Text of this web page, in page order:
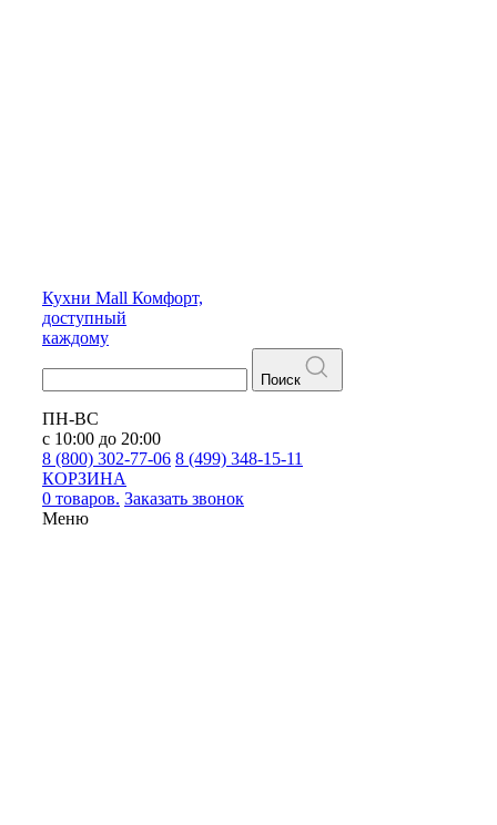
Кухни Mall Комфорт,
доступный
каждому
Поиск
ПН-ВС
с 10:00 до 20:00
8 (800) 302-77-06 8 (499) 348-15-11
КОРЗИНА
0 товаров. Заказать звонок
Меню